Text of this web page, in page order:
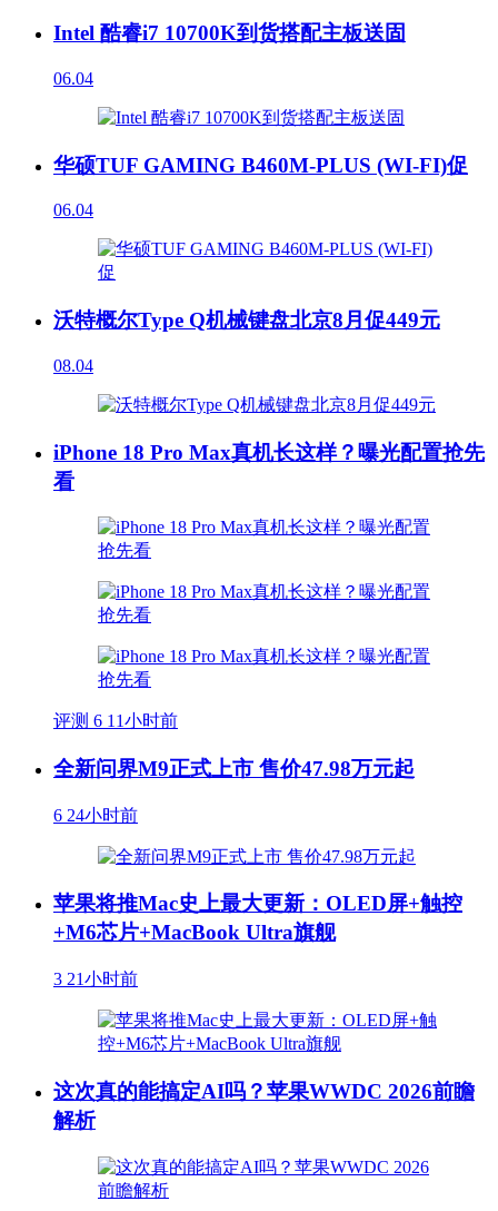
Intel 酷睿i7 10700K到货搭配主板送固
06.04
华硕TUF GAMING B460M-PLUS (WI-FI)促
06.04
沃特概尔Type Q机械键盘北京8月促449元
08.04
iPhone 18 Pro Max真机长这样？曝光配置抢先
看
评测 6 11小时前
全新问界M9正式上市 售价47.98万元起
6 24小时前
苹果将推Mac史上最大更新：OLED屏+触控
+M6芯片+MacBook Ultra旗舰
3 21小时前
这次真的能搞定AI吗？苹果WWDC 2026前瞻
解析